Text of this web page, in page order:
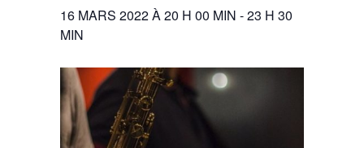
16 MARS 2022 À 20 H 00 MIN -23 H 30
MIN